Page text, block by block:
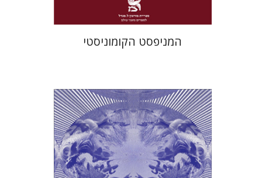
המניפסט הקומוניסטי
חגי כנען